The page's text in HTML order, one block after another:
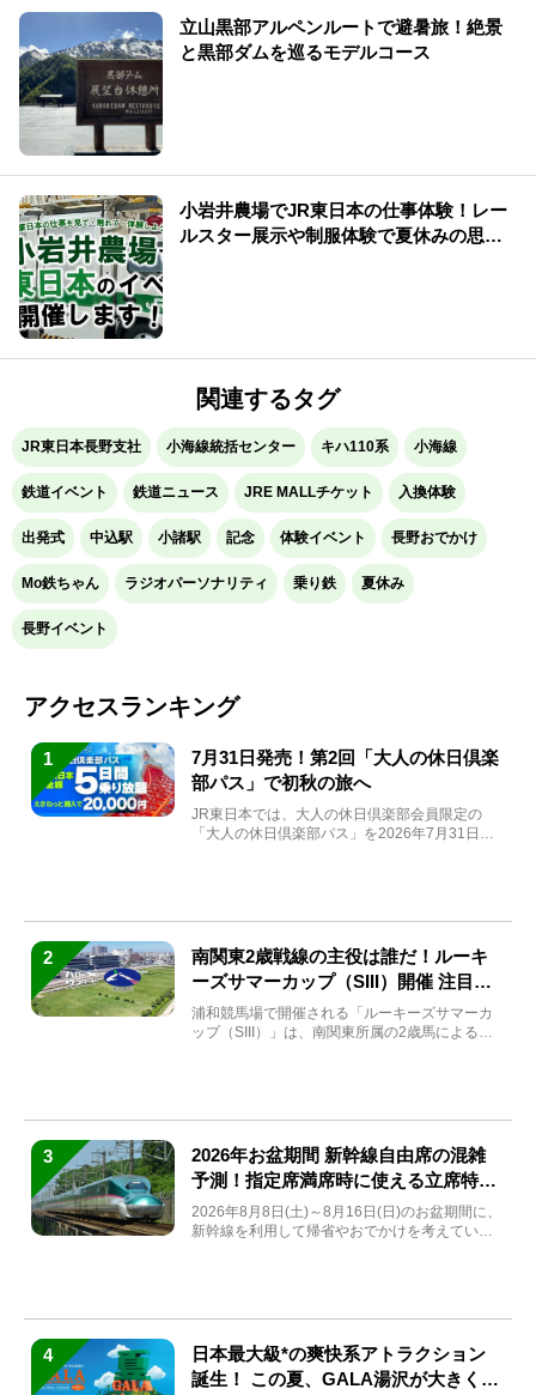
立山黒部アルペンルートで避暑旅！絶景
と黒部ダムを巡るモデルコース
小岩井農場でJR東日本の仕事体験！レー
ルスター展示や制服体験で夏休みの思い
関連するタグ
JR東日本長野支社 小海線統括センター キハ110系 小海線
鉄道イベント 鉄道ニュース JRE MALLチケット 入換体験
出発式 中込駅 小諸駅 記念 体験イベント 長野おでかけ
Mo鉄ちゃん ラジオパーソナリティ 乗り鉄 夏休み
長野イベント
アクセスランキング
1
7月31日発売！第2回「大人の休日倶楽
部パス」で初秋の旅へ
JR東日本では、大人の休日倶楽部会員限定の
「大人の休日倶楽部パス」を2026年7月31日
2
南関東2歳戦線の主役は誰だ！ルーキ
ーズサマーカップ（SIII）開催 注目馬
と見どころをチェック
浦和競馬場で開催される「ルーキーズサマーカ
ップ（SIII）」は、南関東所属の2歳馬による注
3
2026年お盆期間 新幹線自由席の混雑
予測！指定席満席時に使える立席特急
券も解説
2026年8月8日(土)～8月16日(日)のお盆期間に、
新幹線を利用して帰省やおでかけを考えている
4
日本最大級*の爽快系アトラクション
誕生！ この夏、GALA湯沢が大きく生